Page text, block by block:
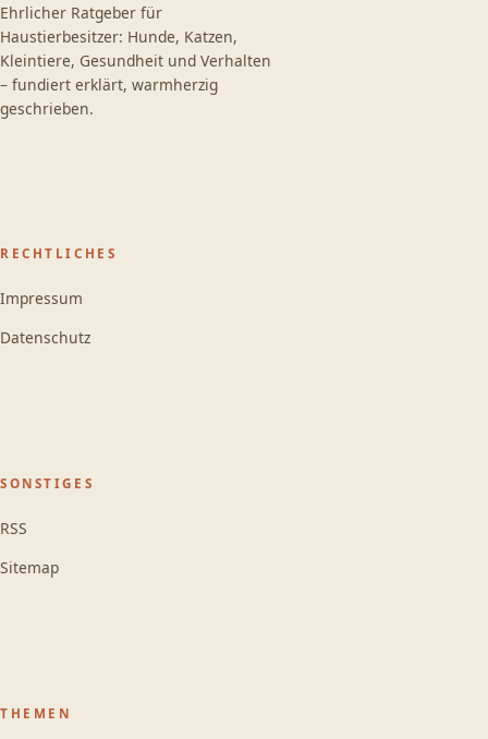
Ehrlicher Ratgeber für
Haustierbesitzer: Hunde, Katzen,
Kleintiere, Gesundheit und Verhalten
– fundiert erklärt, warmherzig
geschrieben.
RECHTLICHES
Impressum
Datenschutz
SONSTIGES
RSS
Sitemap
THEMEN